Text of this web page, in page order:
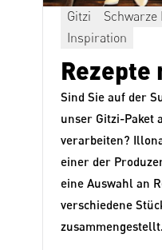
Gitzi
Inspiration
Rezepte
Sind Sie auf der
unser Gitzi-Paket
verarbeiten?
einer der
eine Auswahl an
verschiedene
zusammengestellt.